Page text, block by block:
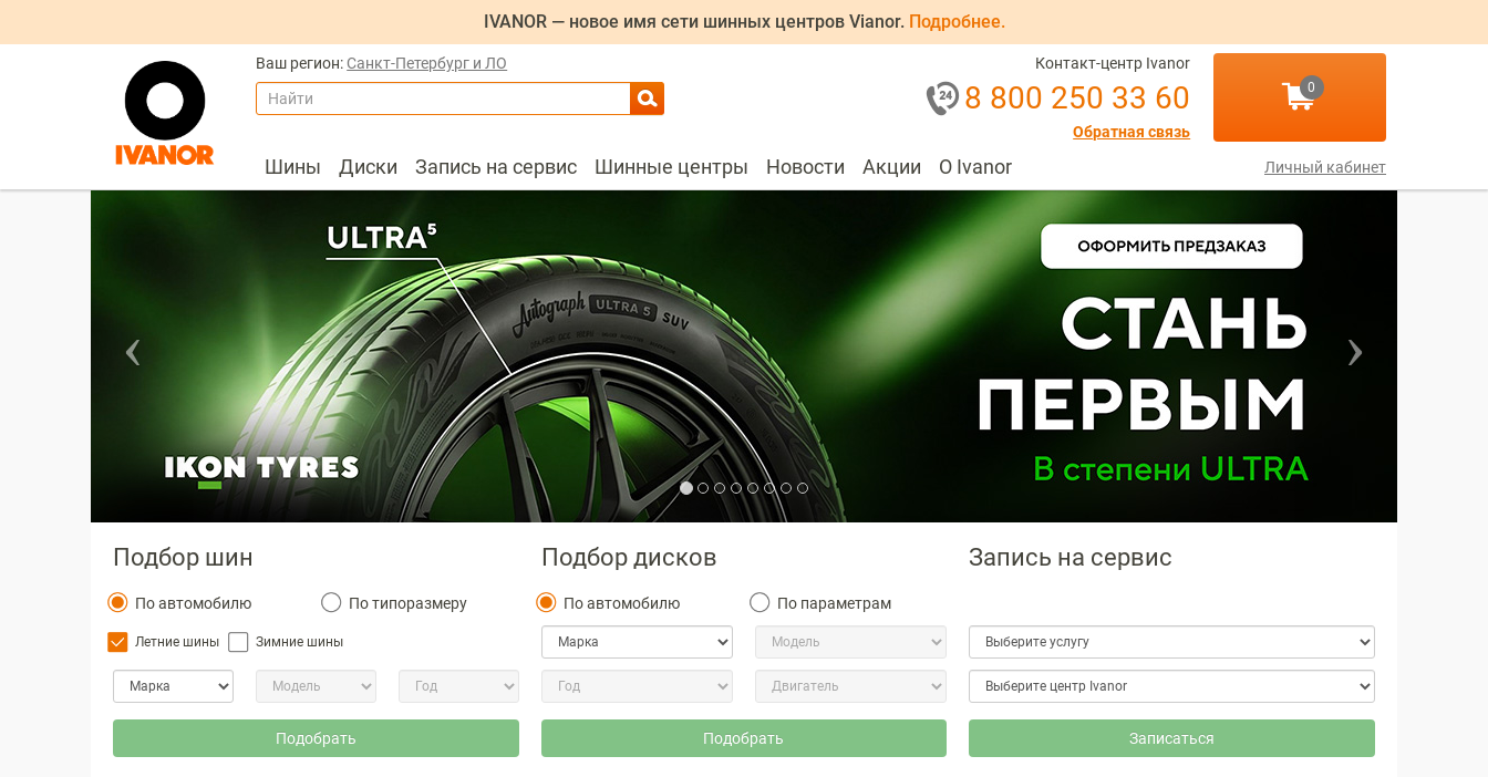
IVANOR — новое имя сети шинных центров Vianor. Подробнее.
Ваш регион:Санкт-Петербург и ЛО
Найти
Контакт-центр Ivanor
8 800 250 33 60
Обратная связь
0
Шины Диски Запись на сервис Шинные центры Новости Акции О Ivanor Личный кабинет
Prev
Подбор шин
По автомобилю По типоразмеру
Летние шины Зимние шины
Подобрать
Подбор дисков
По автомобилю По параметрам
Подобрать
Запись на сервис
Записаться